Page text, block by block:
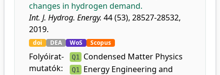
changes in hydrogen demand.
Int. J. Hydrog. Energy. 44 (53), 28527-28532,
2019.
doi DEA WoS Scopus
Folyóirat-
mutatók:
Q1 Condensed Matter Physics
Q1 Energy Engineering and